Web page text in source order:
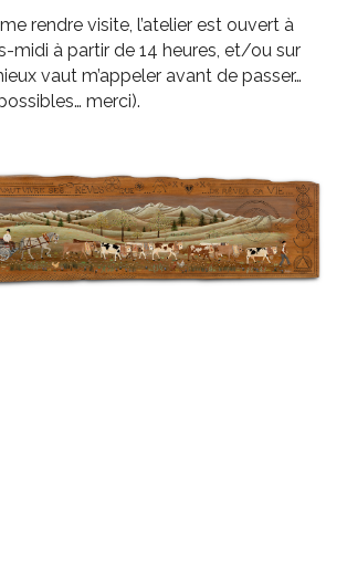
rendre visite, l’atelier est ouvert à
midi à partir de 14 heures, et/ou sur
vaut m’appeler avant de passer…
merci).